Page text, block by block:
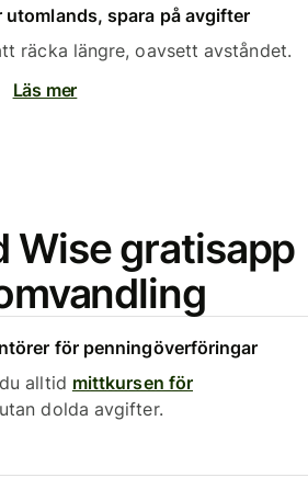
utomlands, spara på avgifter
räcka längre, oavsett avståndet.
Läs mer
Wise gratisapp
för penningöverföringar
alltid mittkursen för
utan dolda avgifter.